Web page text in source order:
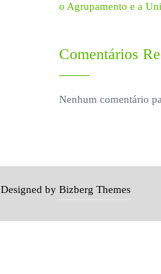
o Agrupamento e a
Comentários
Nenhum comentário
Designed by Bizberg Themes